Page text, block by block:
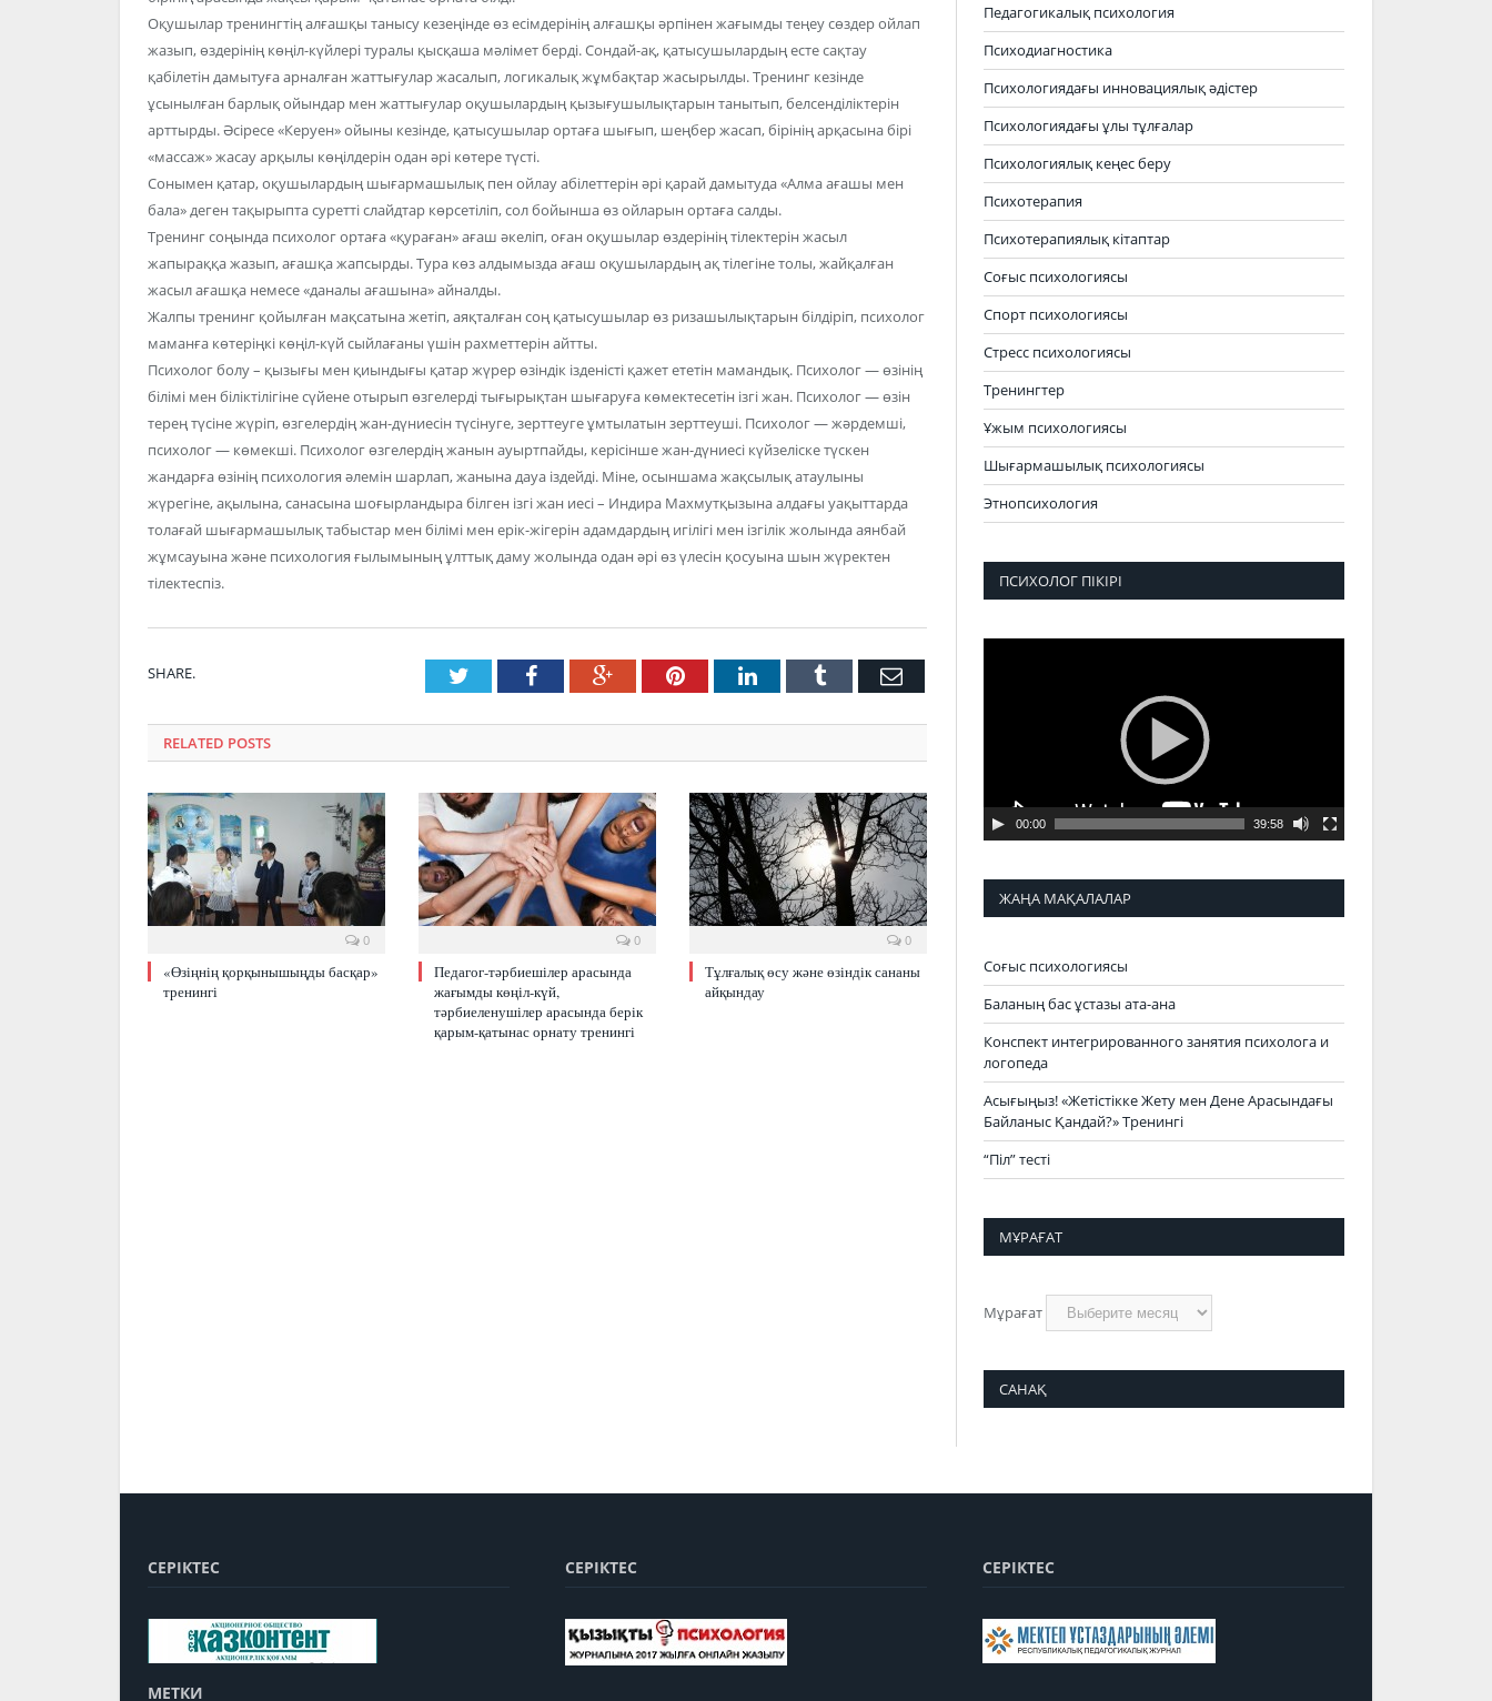
Оқушылар тренингтің алғашқы танысу кезеңінде өз есімдерінің алғашқы әрпінен жағымды теңеу сөздер ойлап
жазып, өздерінің көңіл-күйлері туралы қысқаша мәлімет берді. Сондай-ақ, қатысушылардың есте сақтау
қабілетін дамытуға арналған жаттығулар жасалып, логикалық жұмбақтар жасырылды. Тренинг кезінде
ұсынылған барлық ойындар мен жаттығулар оқушылардың қызығушылықтарын танытып, белсенділіктерін
арттырды. Әсіресе «Керуен» ойыны кезінде, қатысушылар ортаға шығып, шеңбер жасап, бірінің арқасына бірі
«массаж» жасау арқылы көңілдерін одан әрі көтере түсті.
Сонымен қатар, оқушылардың шығармашылық пен ойлау абілеттерін әрі қарай дамытуда «Алма ағашы мен
бала» деген тақырыпта суретті слайдтар көрсетіліп, сол бойынша өз ойларын ортаға салды.
Тренинг соңында психолог ортаға «қураған» ағаш әкеліп, оған оқушылар өздерінің тілектерін жасыл
жапыраққа жазып, ағашқа жапсырды. Тура көз алдымызда ағаш оқушылардың ақ тілегіне толы, жайқалған
жасыл ағашқа немесе «даналы ағашына» айналды.
Жалпы тренинг қойылған мақсатына жетіп, аяқталған соң қатысушылар өз ризашылықтарын білдіріп, психолог
маманға көтеріңкі көңіл-күй сыйлағаны үшін рахметтерін айтты.
Психолог болу – қызығы мен қиындығы қатар жүрер өзіндік ізденісті қажет ететін мамандық. Психолог — өзінің
білімі мен біліктілігіне сүйене отырып өзгелерді тығырықтан шығаруға көмектесетін ізгі жан. Психолог — өзін
терең түсіне жүріп, өзгелердің жан-дүниесін түсінуге, зерттеуге ұмтылатын зерттеуші. Психолог — жәрдемші,
психолог — көмекші. Психолог өзгелердің жанын ауыртпайды, керісінше жан-дүниесі күйзеліске түскен
жандарға өзінің психология әлемін шарлап, жанына дауа іздейді. Міне, осыншама жақсылық атаулыны
жүрегіне, ақылына, санасына шоғырландыра білген ізгі жан иесі – Индира Махмутқызына алдағы уақыттарда
толағай шығармашылық табыстар мен білімі мен ерік-жігерін адамдардың игілігі мен ізгілік жолында аянбай
жұмсауына және психология ғылымының ұлттық даму жолында одан әрі өз үлесін қосуына шын жүректен
тілектеспіз.
SHARE. TwitterFacebookGoogle+PinterestLinkedInTumblr Email
RELATED POSTS
0
«Өзіңнің қорқынышыңды басқар»
тренингі
0
Педагог-тәрбиешілер арасында
жағымды көңіл-күй,
тәрбиеленушілер арасында берік
қарым-қатынас орнату тренингі
0
Тұлғалық өсу және өзіндік сананы
айқындау
Педагогикалық психология
Психодиагностика
Психологиядағы инновациялық әдістер
Психологиядағы ұлы тұлғалар
Психологиялық кеңес беру
Психотерапия
Психотерапиялық кітаптар
Соғыс психологиясы
Спорт психологиясы
Стресс психологиясы
Тренингтер
Ұжым психологиясы
Шығармашылық психологиясы
Этнопсихология
ПСИХОЛОГ ПІКІРІ
00:00 39:58
ЖАҢА МАҚАЛАЛАР
Соғыс психологиясы
Баланың бас ұстазы ата-ана
Конспект интегрированного занятия психолога и
логопеда
Асығыңыз! «Жетістікке Жету мен Дене Арасындағы
Байланыс Қандай?» Тренингі
“Піл” тесті
МҰРАҒАТ
Мұрағат
САНАҚ
СЕРІКТЕС СЕРІКТЕС СЕРІКТЕС
МЕТКИ